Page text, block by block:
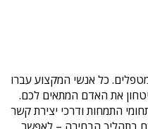
. כל אנשי המקצוע עברו
את האדם המתאים לכם.
התמחות ודרכי יצירת קשר